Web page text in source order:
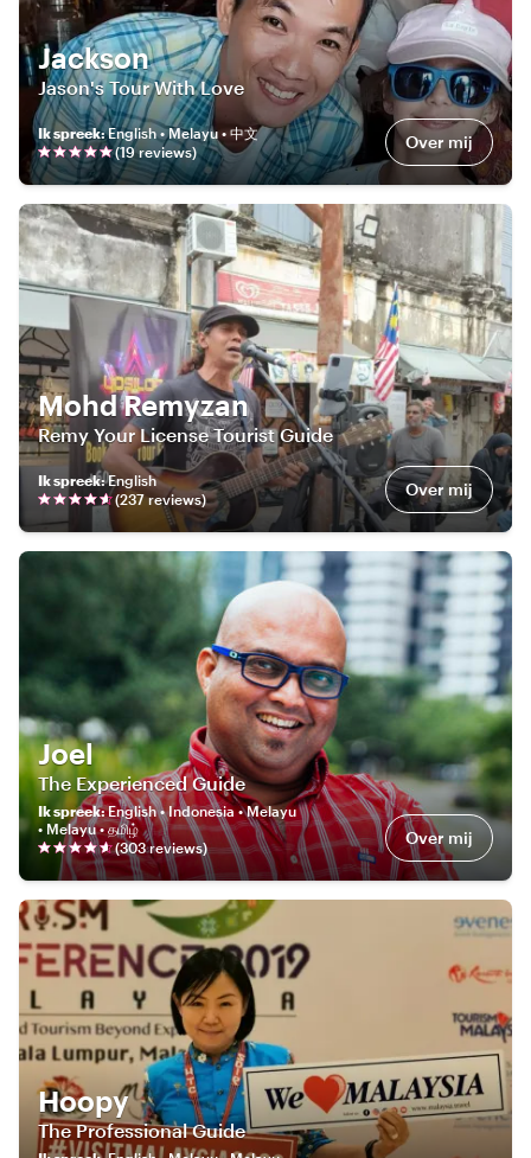
Jackson
Jason's Tour With Love
Ik spreek:English • Melayu • 中文
(19reviews) Over mij
Mohd Remyzan
Remy Your License Tourist Guide
Ik spreek:English
(237reviews) Over mij
Joel
The Experienced Guide
Ik spreek:English • Indonesia • Melayu
• Melayu • தமிழ்
(303reviews) Over mij
Hoopy
The Professional Guide